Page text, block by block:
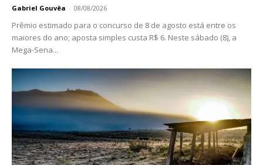
Gabriel Gouvêa - 08/08/2026
Prêmio estimado para o concurso de 8 de agosto está entre os
maiores do ano; aposta simples custa R$ 6. Neste sábado (8), a
Mega-Sena...